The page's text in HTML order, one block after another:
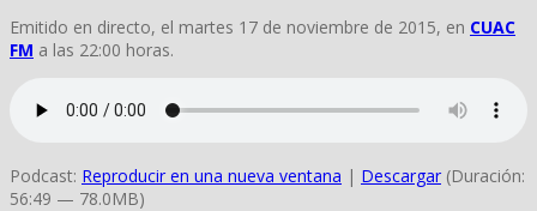
Emitido en directo, el martes 17 de noviembre de 2015, en CUAC
FM a las 22:00 horas.
Podcast: Reproducir en una nueva ventana | Descargar (Duración:
56:49 — 78.0MB)